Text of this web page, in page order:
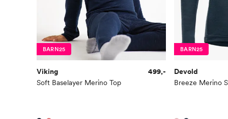
BARN25
Viking
Soft Baselayer Merino Top
499,-
BARN25
Devold
Breeze Merino